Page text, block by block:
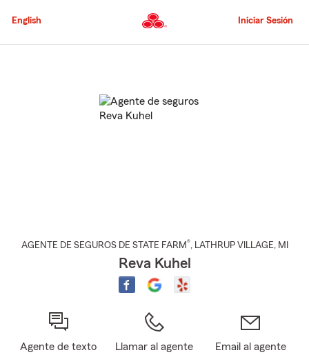
al
principal
English Iniciar Sesión
AGENTE DE SEGUROS DE STATE FARM®, LATHRUP VILLAGE, MI
Reva Kuhel
Agente de texto Llamar al agente Email al agente